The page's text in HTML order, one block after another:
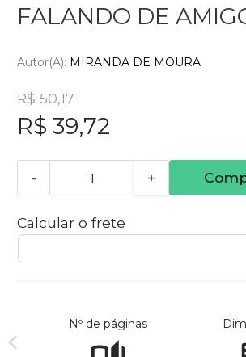
FALANDO DE
Autor(a): MIRANDA DE MOURA
R$ 50,17
R$ 39,72
- +
Calcular o frete
Nº de páginas